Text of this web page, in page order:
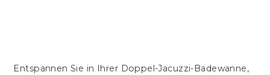
Entspannen Sie in Ihrer Doppel-Jacuzzi-Badewanne,